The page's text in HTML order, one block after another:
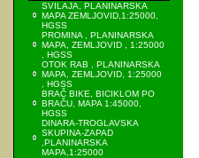
SVILAJA, PLANINARSKA
MAPA ZEMLJOVID,1:25000,
HGSS
PROMINA , PLANINARSKA
MAPA, ZEMLJOVID , 1:25000
, HGSS
OTOK RAB , PLANINARSKA
MAPA, ZEMLJOVID, 1:25000
, HGSS
BRAČ BIKE, BICIKLOM PO
BRAČU, MAPA 1:45000,
HGSS
DINARA-TROGLAVSKA
SKUPINA-ZAPAD
,PLANINARSKA
MAPA,1:25000